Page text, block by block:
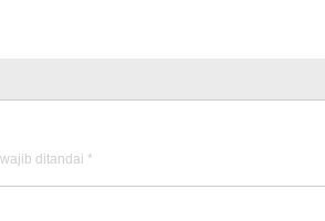
ditandai *